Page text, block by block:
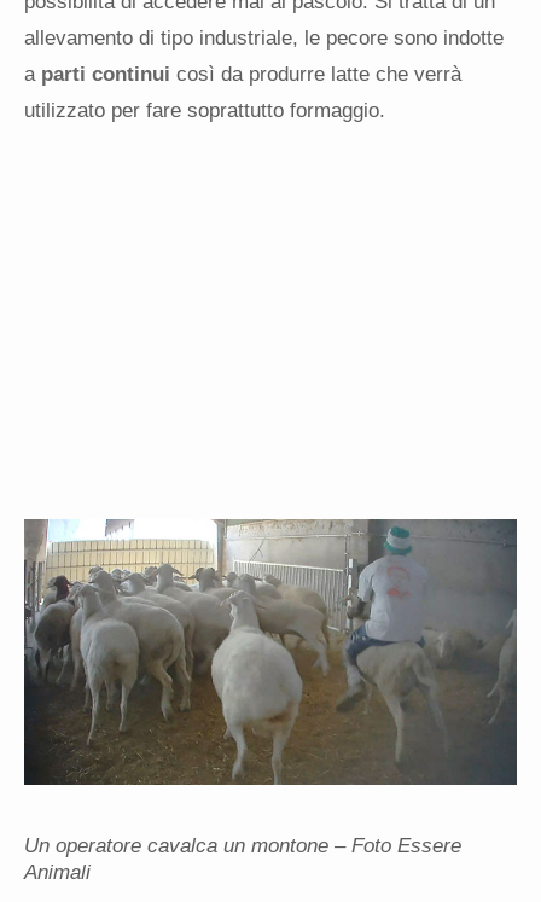
allevamento di tipo industriale, le pecore sono indotte
a parti continui così da produrre latte che verrà
utilizzato per fare soprattutto formaggio.
Un operatore cavalca un montone – Foto Essere
Animali